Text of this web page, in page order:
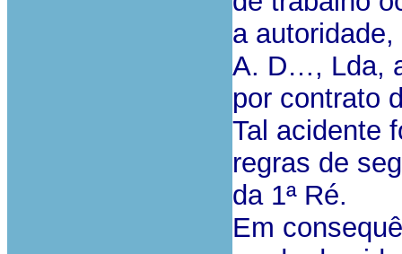
a
A. D…, Lda,
por contrato
Tal acidente
regras de
da 1ª Ré.
Em